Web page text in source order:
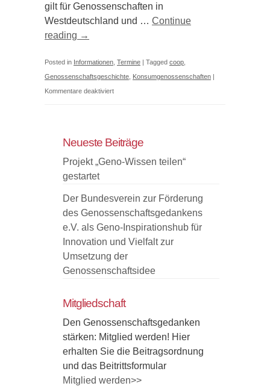
gilt für Genossenschaften in
Westdeutschland und … Continue
reading →
Posted in Informationen Termine | Tagged coop
Genossenschaftsgeschichte Konsumgenossenschaften |
Kommentare deaktiviertfür
Neueste Beiträge
Projekt „Geno-Wissen teilen“
gestartet
Der Bundesverein zur Förderung
des Genossenschaftsgedankens
e.V. als Geno-Inspirationshub für
Innovation und Vielfalt zur
Umsetzung der
Genossenschaftsidee
Mitgliedschaft
Den Genossenschaftsgedanken
stärken: Mitglied werden! Hier
erhalten Sie die Beitragsordnung
und das Beitrittsformular
Mitglied werden>>